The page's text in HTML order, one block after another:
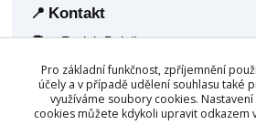
📍 Kontakt
🧑‍💼 Radek Balaš
🏙️ Frýdlant nad Ostravicí, 73911
🆔 IČ: 68940688
☎️+420 777 158 532
Pro základní funkčnost, zpříjemnění
účely a v případě udělení souhlasu také
využíváme soubory cookies.
cookies můžete kdykoli upravit odkazem